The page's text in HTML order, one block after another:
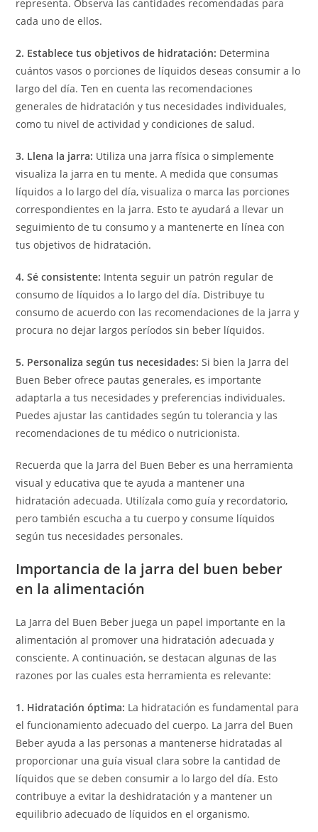
representa. Observa las cantidades recomendadas para
cada uno de ellos.
2. Establece tus objetivos de hidratación: Determina
cuántos vasos o porciones de líquidos deseas consumir a lo
largo del día. Ten en cuenta las recomendaciones
generales de hidratación y tus necesidades individuales,
como tu nivel de actividad y condiciones de salud.
3. Llena la jarra: Utiliza una jarra física o simplemente
visualiza la jarra en tu mente. A medida que consumas
líquidos a lo largo del día, visualiza o marca las porciones
correspondientes en la jarra. Esto te ayudará a llevar un
seguimiento de tu consumo y a mantenerte en línea con
tus objetivos de hidratación.
4. Sé consistente: Intenta seguir un patrón regular de
consumo de líquidos a lo largo del día. Distribuye tu
consumo de acuerdo con las recomendaciones de la jarra y
procura no dejar largos períodos sin beber líquidos.
5. Personaliza según tus necesidades: Si bien la Jarra del
Buen Beber ofrece pautas generales, es importante
adaptarla a tus necesidades y preferencias individuales.
Puedes ajustar las cantidades según tu tolerancia y las
recomendaciones de tu médico o nutricionista.
Recuerda que la Jarra del Buen Beber es una herramienta
visual y educativa que te ayuda a mantener una
hidratación adecuada. Utilízala como guía y recordatorio,
pero también escucha a tu cuerpo y consume líquidos
según tus necesidades personales.
Importancia de la jarra del buen beber
en la alimentación
La Jarra del Buen Beber juega un papel importante en la
alimentación al promover una hidratación adecuada y
consciente. A continuación, se destacan algunas de las
razones por las cuales esta herramienta es relevante:
1. Hidratación óptima: La hidratación es fundamental para
el funcionamiento adecuado del cuerpo. La Jarra del Buen
Beber ayuda a las personas a mantenerse hidratadas al
proporcionar una guía visual clara sobre la cantidad de
líquidos que se deben consumir a lo largo del día. Esto
contribuye a evitar la deshidratación y a mantener un
equilibrio adecuado de líquidos en el organismo.